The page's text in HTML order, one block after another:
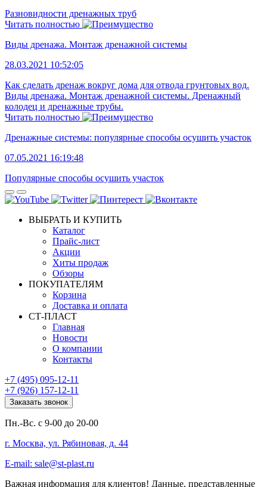
Разновидности дренажных труб
Читать полностью
Виды дренажа. Монтаж дренажной системы
28.03.2021 10:52:05
Как сделать дренаж вокруг дома для отвода грунтовых вод.
Виды дренажа. Монтаж дренажной системы. Дренажный
колодец и дренажные трубы.
Читать полностью
Дренажные системы: популярные способы осушить участок
07.05.2021 16:19:48
Популярные способы осушить участок
ВЫБРАТЬ И КУПИТЬ
Каталог
Прайс-лист
Акции
Хиты продаж
Обзоры
ПОКУПАТЕЛЯМ
Корзина
Доставка и оплата
СТ-ПЛАСТ
Главная
Новости
О компании
Контакты
+7 (495) 095-12-11
+7 (926) 157-12-11
Заказать звонок
Пн.-Вс. с 9-00 до 20-00
г. Москва, ул. Рябиновая, д. 44
E-mail: sale@st-plast.ru
Важная информация для клиентов! Данные, представленные